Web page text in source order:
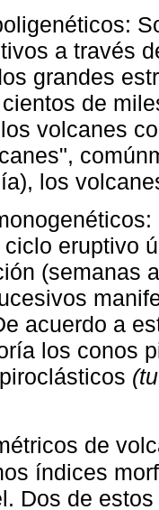
a través
grandes
de
volcanes
los
ciclo eruptivo
(semanas
acuerdo a
los conos
de
índices
Dos de